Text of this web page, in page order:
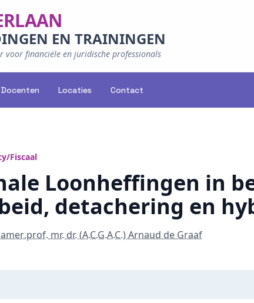
EN TRAININGEN
voor financiële en juridische professionals
Docenten Locaties Contact
Fiscaal
Loonheffingen in
detachering en
,prof. mr. dr. (A.C.G.A.C.) Arnaud de Graaf